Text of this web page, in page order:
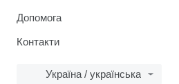
Допомога
Контакти
Україна / українська